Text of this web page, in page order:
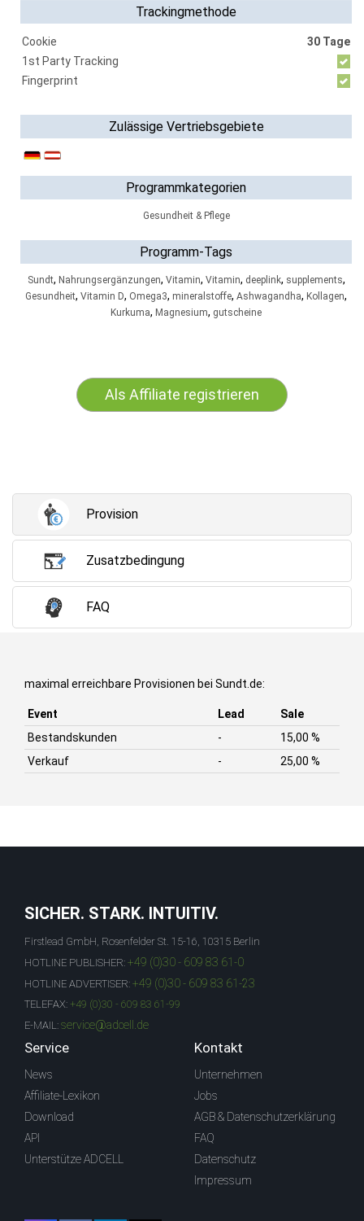
Trackingmethode
Cookie
30 Tage
1st Party Tracking
Fingerprint
Zulässige Vertriebsgebiete
Programmkategorien
Gesundheit & Pflege
Programm-Tags
Sundt, Nahrungsergänzungen, Vitamin, Vitamin, deeplink, supplements,
Gesundheit, Vitamin D, Omega3, mineralstoffe, Ashwagandha, Kollagen,
Kurkuma, Magnesium, gutscheine
Als Affiliate registrieren
Provision
Zusatzbedingung
FAQ
maximal erreichbare Provisionen bei Sundt.de:
Event Lead
Sale
Bestandskunden
-
15,00 %
Verkauf
- 25,00 %
SICHER. STARK. INTUITIV.
Firstlead GmbH, Rosenfelder St. 15-16, 10315 Berlin
HOTLINE PUBLISHER: +49 (0)30 - 609 83 61-0
HOTLINE ADVERTISER: +49 (0)30 - 609 83 61-23
TELEFAX: +49 (0)30 - 609 83 61-99
E-MAIL: service@adcell.de
Service
News
Affiliate-Lexikon
Download
API
Unterstütze ADCELL
Kontakt
Unternehmen
Jobs
AGB & Datenschutzerklärung
FAQ
Datenschutz
Impressum